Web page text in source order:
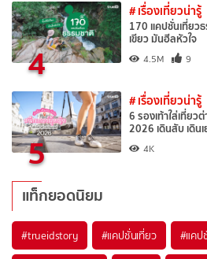
4
# เรื่องเที่ยวน่ารู้
170 แคปชั่นเที่ยว
เขียว มันฮีลหัวใจ
4.5M 9
5
# เรื่องเที่ยวน่ารู้
6 รองเท้าใส่เที่ย
2026 เดินสับ เดิน
4K
แท็กยอดนิยม
#trueidstory #แคปชั่นเที่ยว #แคป